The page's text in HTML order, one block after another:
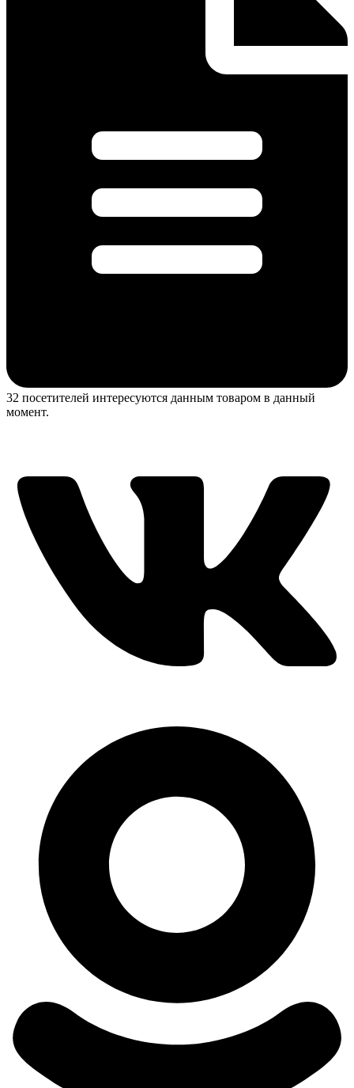
32 посетителей интересуются данным товаром в данный
момент.